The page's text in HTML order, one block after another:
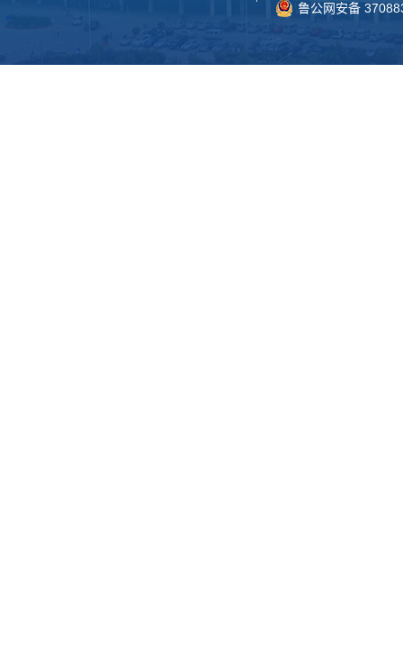
鲁公网安备